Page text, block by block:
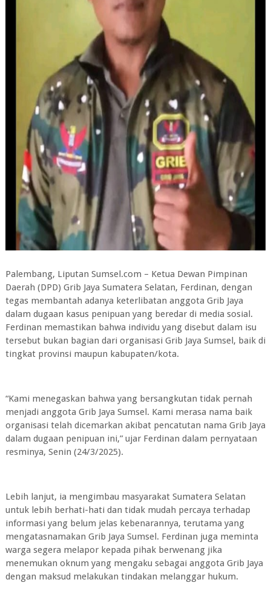
Palembang, Liputan Sumsel.com – Ketua Dewan Pimpinan
Daerah (DPD) Grib Jaya Sumatera Selatan, Ferdinan, dengan
tegas membantah adanya keterlibatan anggota Grib Jaya
dalam dugaan kasus penipuan yang beredar di media sosial.
Ferdinan memastikan bahwa individu yang disebut dalam isu
tersebut bukan bagian dari organisasi Grib Jaya Sumsel, baik di
tingkat provinsi maupun kabupaten/kota.
“Kami menegaskan bahwa yang bersangkutan tidak pernah
menjadi anggota Grib Jaya Sumsel. Kami merasa nama baik
organisasi telah dicemarkan akibat pencatutan nama Grib Jaya
dalam dugaan penipuan ini,” ujar Ferdinan dalam pernyataan
resminya, Senin (24/3/2025).
Lebih lanjut, ia mengimbau masyarakat Sumatera Selatan
untuk lebih berhati-hati dan tidak mudah percaya terhadap
informasi yang belum jelas kebenarannya, terutama yang
mengatasnamakan Grib Jaya Sumsel. Ferdinan juga meminta
warga segera melapor kepada pihak berwenang jika
menemukan oknum yang mengaku sebagai anggota Grib Jaya
dengan maksud melakukan tindakan melanggar hukum.